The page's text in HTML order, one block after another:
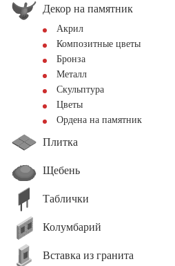
Декор на памятник
Акрил
Композитные цветы
Бронза
Металл
Скульптура
Цветы
Ордена на памятник
Плитка
Щебень
Таблички
Колумбарий
Вставка из гранита